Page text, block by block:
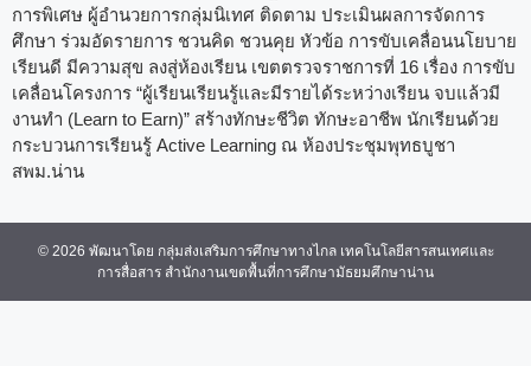
การพิเศษ ผู้อำนวยการกลุ่มนิเทศ ติดตาม ประเมินผลการจัดการ
ศึกษา ร่วมอัดรายการ ชวนคิด ชวนคุย หัวข้อ การขับเคลื่อนนโยบาย
เรียนดี มีความสุข ลงสู่ห้องเรียน เขตตรวจราชการที่ 16 เรื่อง การขับ
เคลื่อนโครงการ “ผู้เรียนเรียนรู้และมีรายได้ระหว่างเรียน จบแล้วมี
งานทำ (Learn to Earn)” สร้างทักษะชีวิต ทักษะอาชีพ นักเรียนด้วย
กระบวนการเรียนรู้ Active Learning ณ ห้องประชุมพุทธบูชา
สพม.น่าน
© 2026 พัฒนาโดย กลุ่มส่งเสริมการศึกษาทางไกล เทคโนโลยีสารสนเทศและ
การสื่อสาร สำนักงานเขตพื้นที่การศึกษามัธยมศึกษาน่าน